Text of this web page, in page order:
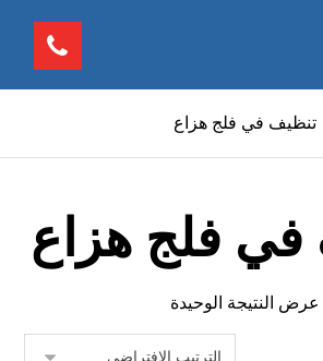
تنظيف في فلج هزاع
في فلج هزاع
عرض النتيجة الوحيدة